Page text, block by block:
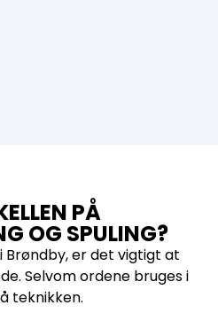
PÅ
OG SPULING?
Brøndby, er det vigtigt at
Selvom ordene bruges i
teknikken.